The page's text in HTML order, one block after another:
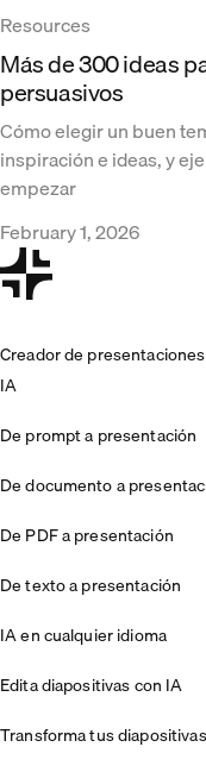
Resources
Más de 300 ideas
persuasivos
Cómo elegir un buen
inspiración e ideas, y
empezar
February 1, 2026
Creador de
IA
De prompt a presentación
De documento a
De PDF a presentación
De texto a presentación
IA en cualquier idioma
Edita diapositivas con IA
Transforma tus diapositivas